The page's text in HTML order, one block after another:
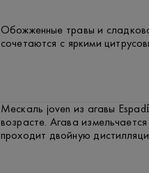
Обожженные травы и
сочетаются с яркими
Мескаль joven из агавы
возрасте. Агава
проходит двойную